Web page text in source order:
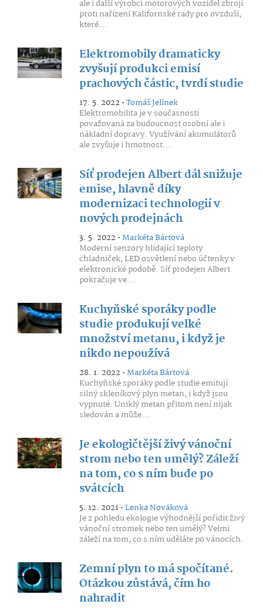
ale i další výrobci motorových vozidel zbrojí
proti nařízení Kalifornské rady pro ovzduší,
které...
Elektromobily dramaticky
zvyšují produkci emisí
prachových částic, tvrdí studie
17. 5. 2022 •Tomáš Jelínek
Elektromobilita je v současnosti
považovaná za budoucnost osobní ale i
nákladní dopravy. Využívání akumulátorů
ale zvyšuje i hmotnost...
Síť prodejen Albert dál snižuje
emise, hlavně díky
modernizaci technologií v
nových prodejnách
3. 5. 2022 •Markéta Bártová
Moderní senzory hlídající teploty
chladniček, LED osvětlení nebo účtenky v
elektronické podobě. Síť prodejen Albert
pokračuje ve...
Kuchyňské sporáky podle
studie produkují velké
množství metanu, i když je
nikdo nepoužívá
28. 1. 2022 •Markéta Bártová
Kuchyňské sporáky podle studie emitují
silný skleníkový plyn metan, i když jsou
vypnuté. Uniklý metan přitom není nijak
sledován a může...
Je ekologičtější živý vánoční
strom nebo ten umělý? Záleží
na tom, co s ním bude po
svátcích
5. 12. 2021 •Lenka Nováková
Je z pohledu ekologie výhodnější pořídit živý
vánoční stromek nebo ten umělý? Velmi
záleží na tom, co s ním uděláte po vánocích.
Zemní plyn to má spočítané.
Otázkou zůstává, čím ho
nahradit